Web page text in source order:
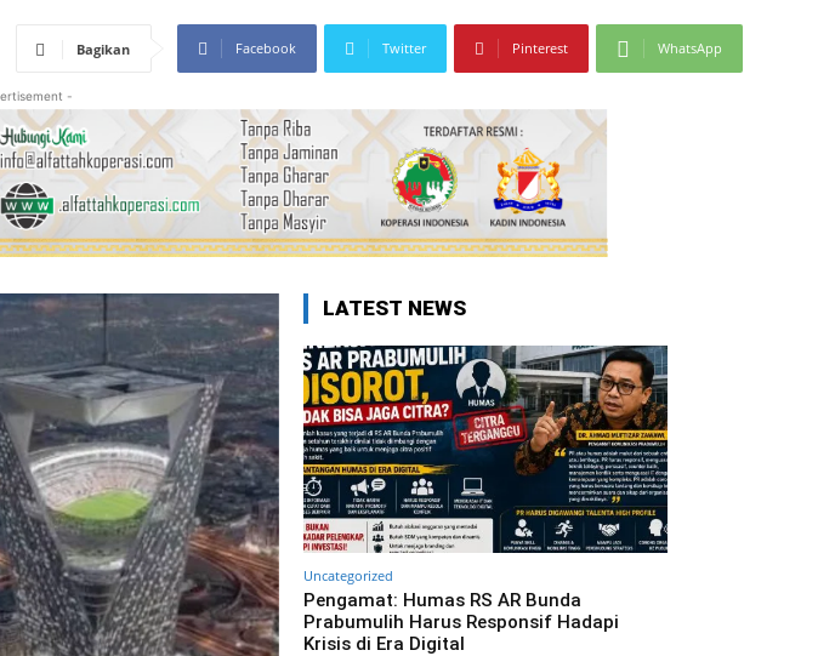
Bagikan Facebook Twitter Pinterest WhatsApp
-
LATEST NEWS
Uncategorized
Pengamat: Humas RS AR Bunda
Prabumulih Harus Responsif Hadapi
Krisis di Era Digital